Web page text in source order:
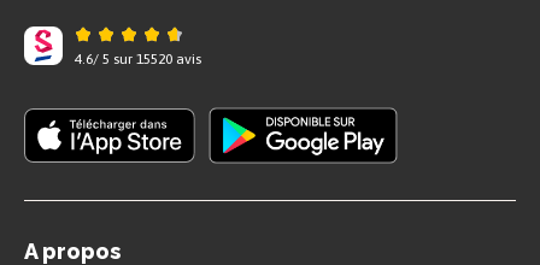
4.6/ 5 sur 15520 avis
A propos